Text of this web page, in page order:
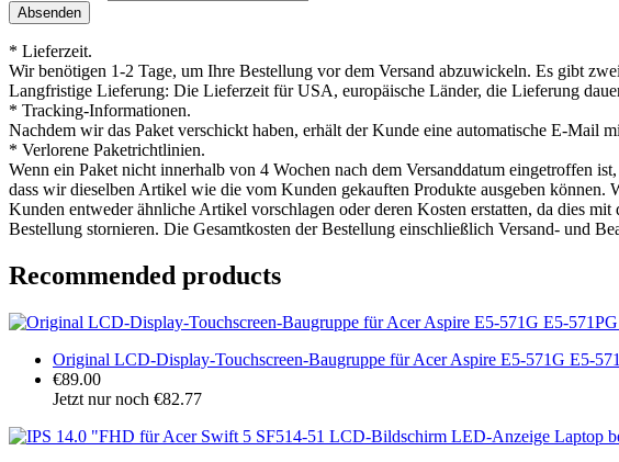
* Lieferzeit.
Wir benötigen 1-2 Tage, um Ihre Bestellung vor dem Versand abzuwickeln. Es gibt
Langfristige Lieferung: Die Lieferzeit für USA, europäische Länder, die Lieferung
* Tracking-Informationen.
Nachdem wir das Paket verschickt haben, erhält der Kunde eine automatische E-Mail
* Verlorene Paketrichtlinien.
Wenn ein Paket nicht innerhalb von 4 Wochen nach dem Versanddatum eingetroffen
dass wir dieselben Artikel wie die vom Kunden gekauften Produkte ausgeben
Kunden entweder ähnliche Artikel vorschlagen oder deren Kosten erstatten, da dies
Bestellung stornieren. Die Gesamtkosten der Bestellung einschließlich Versand- und
Recommended products
Original LCD-Display-Touchscreen-Baugruppe für Acer Aspire E5-571G E5-
€89.00
Jetzt nur noch €82.77